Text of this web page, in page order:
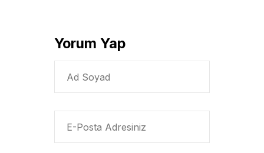
Yorum Yap